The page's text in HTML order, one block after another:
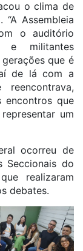
o clima de
Assembleia
o auditório
e militantes
que é
de lá com a
encontros que
um
ocorreu de
Seccionais do
realizaram
debates.